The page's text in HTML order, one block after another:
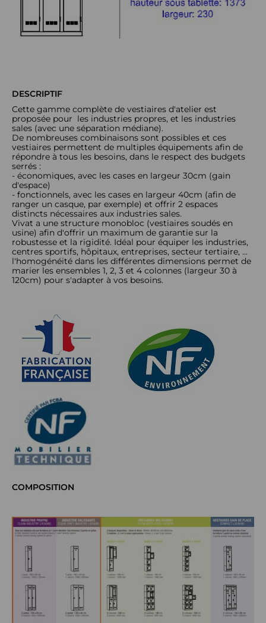
DESCRIPTIF
Cette gamme complète de vestiaires d'atelier est
proposée pour les industries propres, et les industries
sales (avec une séparation médiane).
De nombreuses combinaisons sont possibles et ces
vestiaires permettent de multiples équipements afin de
répondre à tous les besoins, dans le respect des budgets
serrés :
- économiques, avec les cases en largeur 30cm (gain
d'espace)
- fonctionnels, avec les cases en largeur 40cm (afin de
ranger un casque, par exemple) et offrir 2 espaces
distincts nécessaires aux industries sales.
Vivat a une structure monobloc (vestiaires soudés en
usine) afin d'offrir un maximum de garantie sur la
robustesse et la rigidité. Idéal pour équiper les industries,
centres sportifs, hôpitaux, entreprises, secteur tertiaire, ...
l'homogénéité dans les différentes dimensions permet de
marier les ensembles 1, 2, 3 et 4 colonnes (largeur 30 à
120cm) pour s'adapter à vos besoins.
COMPOSITION